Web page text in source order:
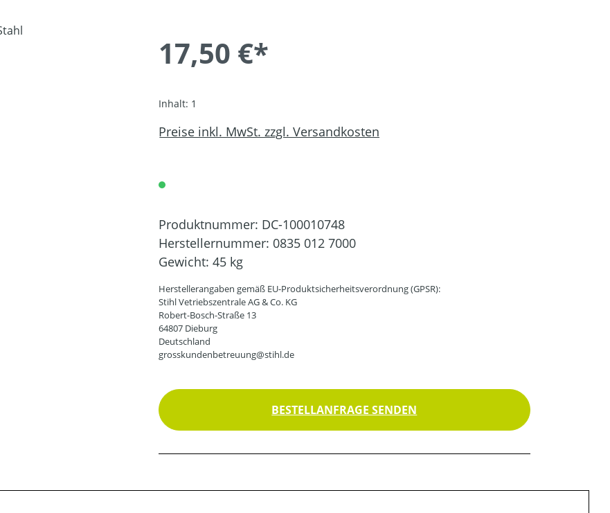
17,50 €*
Inhalt: 1
Preise inkl. MwSt. zzgl. Versandkosten
Produktnummer: DC-100010748
Herstellernummer: 0835 012 7000
Gewicht: 45 kg
Herstellerangaben gemäß EU-Produktsicherheitsverordnung (GPSR):
Stihl Vetriebszentrale AG & Co. KG
Robert-Bosch-Straße 13
64807 Dieburg
Deutschland
grosskundenbetreuung@stihl.de
BESTELLANFRAGE SENDEN